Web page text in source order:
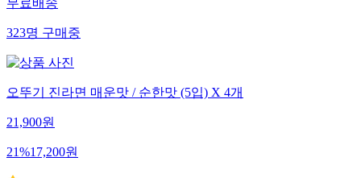
무료배송
323명구매중
오뚜기 진라면 매운맛 / 순한맛 (5입) X 4개
21,900원
21%17,200원